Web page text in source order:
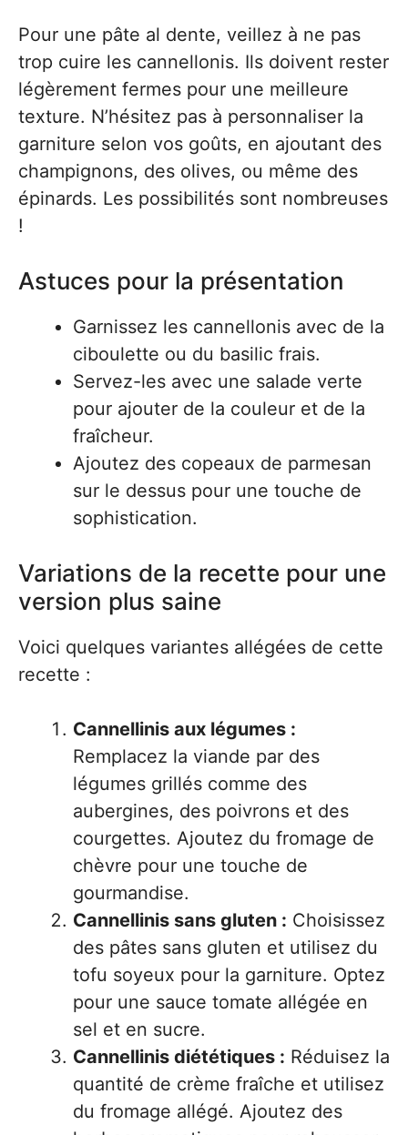
Pour une pâte al dente, veillez à ne pas
trop cuire les cannellonis. Ils doivent rester
légèrement fermes pour une meilleure
texture. N’hésitez pas à personnaliser la
garniture selon vos goûts, en ajoutant des
champignons, des olives, ou même des
épinards. Les possibilités sont nombreuses
!
Astuces pour la présentation
Garnissez les cannellonis avec de la
ciboulette ou du basilic frais.
Servez-les avec une salade verte
pour ajouter de la couleur et de la
fraîcheur.
Ajoutez des copeaux de parmesan
sur le dessus pour une touche de
sophistication.
Variations de la recette pour une
version plus saine
Voici quelques variantes allégées de cette
recette :
Cannellinis aux légumes :
Remplacez la viande par des
légumes grillés comme des
aubergines, des poivrons et des
courgettes. Ajoutez du fromage de
chèvre pour une touche de
gourmandise.
Cannellinis sans gluten : Choisissez
des pâtes sans gluten et utilisez du
tofu soyeux pour la garniture. Optez
pour une sauce tomate allégée en
sel et en sucre.
Cannellinis diététiques : Réduisez la
quantité de crème fraîche et utilisez
du fromage allégé. Ajoutez des